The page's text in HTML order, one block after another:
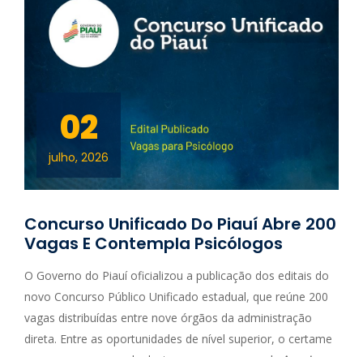
02
julho, 2026
Concurso Unificado Do Piauí Abre 200
Vagas E Contempla Psicólogos
O Governo do Piauí oficializou a publicação dos editais do
novo Concurso Público Unificado estadual, que reúne 200
vagas distribuídas entre nove órgãos da administração
direta. Entre as oportunidades de nível superior, o certame